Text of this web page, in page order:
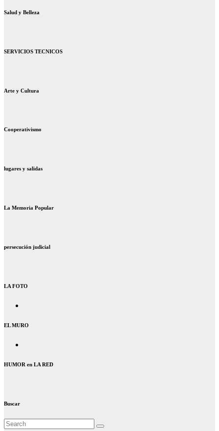
Salud y Belleza
SERVICIOS TECNICOS
Arte y Cultura
Cooperativismo
lugares y salidas
La Memoria Popular
persecución judicial
LA FOTO
EL MURO
HUMOR en LA RED
Buscar